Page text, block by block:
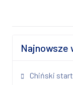
Najnowsze
Chiński